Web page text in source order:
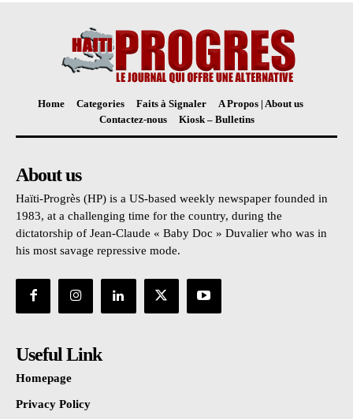
Home Categories Faits à Signaler
A Propos | About us
Contactez-nous
Kiosk – Bulletins
About us
Haïti-Progrès (HP) is a US-based weekly newspaper founded in
1983, at a challenging time for the country, during the
dictatorship of Jean-Claude « Baby Doc » Duvalier who was in
his most savage repressive mode.
Useful Link
Homepage
Privacy Policy